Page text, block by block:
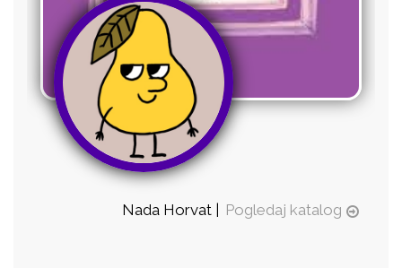
Nada Horvat | Pogledaj katalog